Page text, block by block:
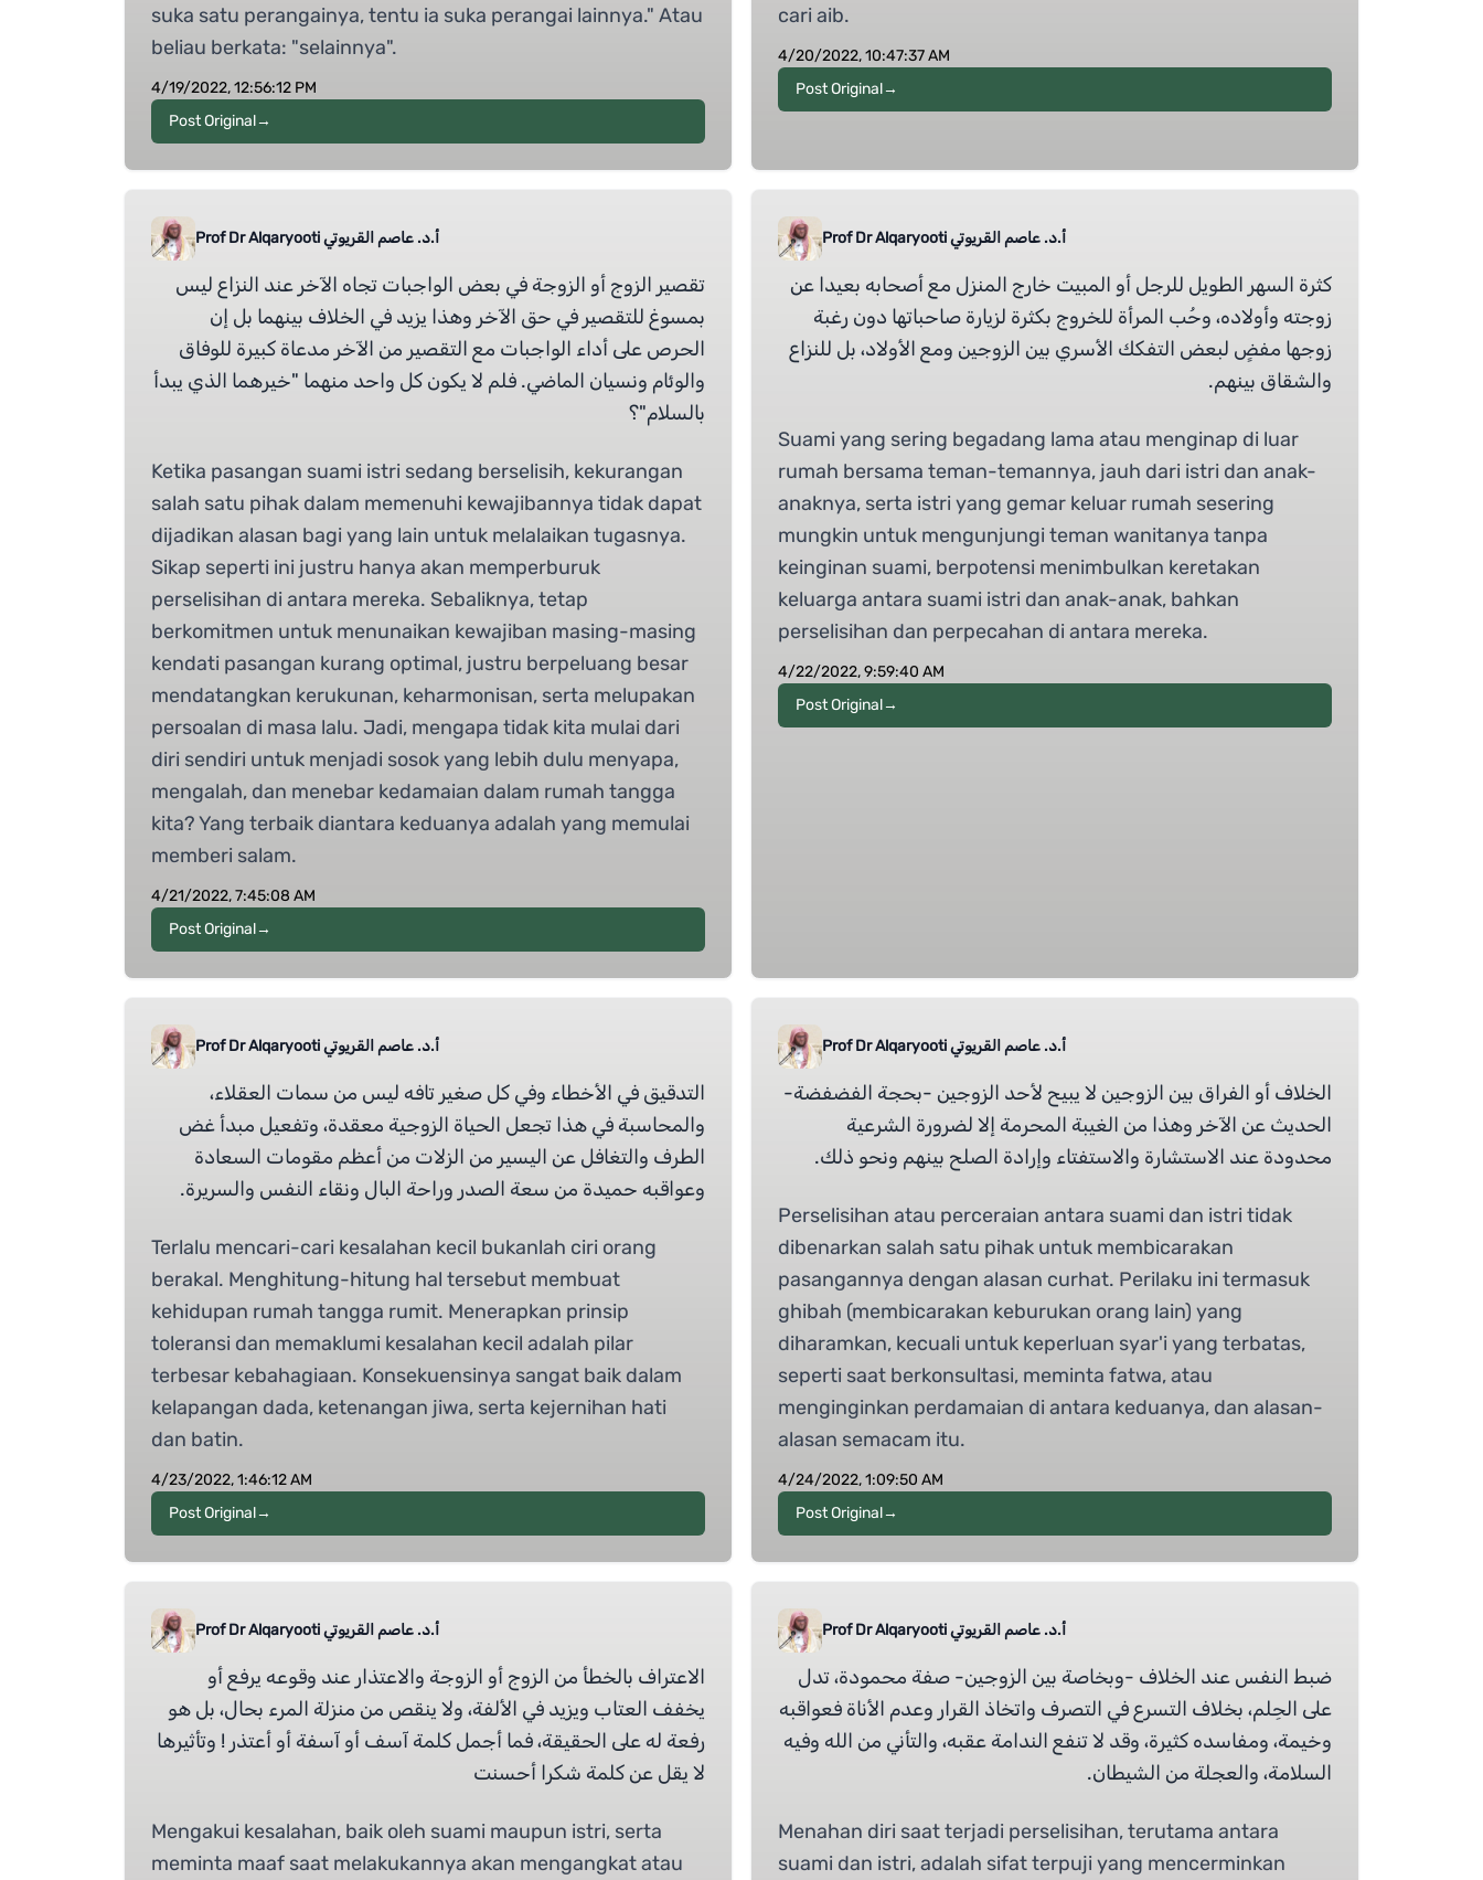
suka satu perangainya, tentu ia suka perangai lainnya." Atau
beliau berkata: "selainnya".
4/19/2022, 12:56:12 PM
Post Original→
cari aib.
4/20/2022, 10:47:37 AM
Post Original→
أ.د. عاصم القريوتي Prof Dr Alqaryooti
تقصير الزوج أو الزوجة في بعض الواجبات تجاه الآخر عند النزاع ليس
بمسوغ للتقصير في حق الآخر وهذا يزيد في الخلاف بينهما بل إن
الحرص على أداء الواجبات مع التقصير من الآخر مدعاة كبيرة للوفاق
والوئام ونسيان الماضي. فلم لا يكون كل واحد منهما "خيرهما الذي يبدأ
بالسلام"؟
Ketika pasangan suami istri sedang berselisih, kekurangan
salah satu pihak dalam memenuhi kewajibannya tidak dapat
dijadikan alasan bagi yang lain untuk melalaikan tugasnya.
Sikap seperti ini justru hanya akan memperburuk
perselisihan di antara mereka. Sebaliknya, tetap
berkomitmen untuk menunaikan kewajiban masing-masing
kendati pasangan kurang optimal, justru berpeluang besar
mendatangkan kerukunan, keharmonisan, serta melupakan
persoalan di masa lalu. Jadi, mengapa tidak kita mulai dari
diri sendiri untuk menjadi sosok yang lebih dulu menyapa,
mengalah, dan menebar kedamaian dalam rumah tangga
kita? Yang terbaik diantara keduanya adalah yang memulai
memberi salam.
4/21/2022, 7:45:08 AM
Post Original→
أ.د. عاصم القريوتي Prof Dr Alqaryooti
كثرة السهر الطويل للرجل أو المبيت خارج المنزل مع أصحابه بعيدا عن
زوجته وأولاده، وحُب المرأة للخروج بكثرة لزيارة صاحباتها دون رغبة
زوجها مفضٍ لبعض التفكك الأسري بين الزوجين ومع الأولاد، بل للنزاع
والشقاق بينهم.
Suami yang sering begadang lama atau menginap di luar
rumah bersama teman-temannya, jauh dari istri dan anak-
anaknya, serta istri yang gemar keluar rumah sesering
mungkin untuk mengunjungi teman wanitanya tanpa
keinginan suami, berpotensi menimbulkan keretakan
keluarga antara suami istri dan anak-anak, bahkan
perselisihan dan perpecahan di antara mereka.
4/22/2022, 9:59:40 AM
Post Original→
أ.د. عاصم القريوتي Prof Dr Alqaryooti
التدقيق في الأخطاء وفي كل صغير تافه ليس من سمات العقلاء،
والمحاسبة في هذا تجعل الحياة الزوجية معقدة، وتفعيل مبدأ غض
الطرف والتغافل عن اليسير من الزلات من أعظم مقومات السعادة
وعواقبه حميدة من سعة الصدر وراحة البال ونقاء النفس والسريرة.
Terlalu mencari-cari kesalahan kecil bukanlah ciri orang
berakal. Menghitung-hitung hal tersebut membuat
kehidupan rumah tangga rumit. Menerapkan prinsip
toleransi dan memaklumi kesalahan kecil adalah pilar
terbesar kebahagiaan. Konsekuensinya sangat baik dalam
kelapangan dada, ketenangan jiwa, serta kejernihan hati
dan batin.
4/23/2022, 1:46:12 AM
Post Original→
أ.د. عاصم القريوتي Prof Dr Alqaryooti
الخلاف أو الفراق بين الزوجين لا يبيح لأحد الزوجين -بحجة الفضفضة-
الحديث عن الآخر وهذا من الغيبة المحرمة إلا لضرورة الشرعية
محدودة عند الاستشارة والاستفتاء وإرادة الصلح بينهم ونحو ذلك.
Perselisihan atau perceraian antara suami dan istri tidak
dibenarkan salah satu pihak untuk membicarakan
pasangannya dengan alasan curhat. Perilaku ini termasuk
ghibah (membicarakan keburukan orang lain) yang
diharamkan, kecuali untuk keperluan syar'i yang terbatas,
seperti saat berkonsultasi, meminta fatwa, atau
menginginkan perdamaian di antara keduanya, dan alasan-
alasan semacam itu.
4/24/2022, 1:09:50 AM
Post Original→
أ.د. عاصم القريوتي Prof Dr Alqaryooti
الاعتراف بالخطأ من الزوج أو الزوجة والاعتذار عند وقوعه يرفع أو
يخفف العتاب ويزيد في الألفة، ولا ينقص من منزلة المرء بحال، بل هو
رفعة له على الحقيقة، فما أجمل كلمة آسف أو آسفة أو أعتذر ! وتأثيرها
لا يقل عن كلمة شكرا أحسنت
Mengakui kesalahan, baik oleh suami maupun istri, serta
meminta maaf saat melakukannya akan mengangkat atau
أ.د. عاصم القريوتي Prof Dr Alqaryooti
ضبط النفس عند الخلاف -وبخاصة بين الزوجين- صفة محمودة، تدل
على الحِلم، بخلاف التسرع في التصرف واتخاذ القرار وعدم الأناة فعواقبه
وخيمة، ومفاسده كثيرة، وقد لا تنفع الندامة عقبه، والتأني من الله وفيه
السلامة، والعجلة من الشيطان.
Menahan diri saat terjadi perselisihan, terutama antara
suami dan istri, adalah sifat terpuji yang mencerminkan